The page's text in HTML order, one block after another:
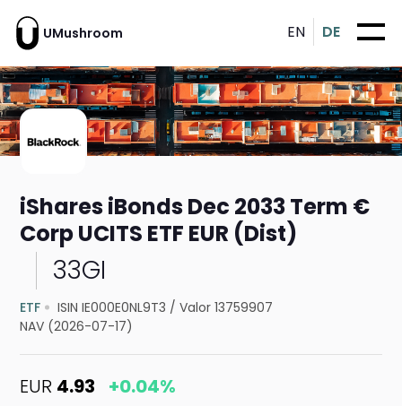
UMushroom EN DE
iShares iBonds Dec 2033 Term €
Corp UCITS ETF EUR (Dist)
33GI
ETF ISIN IE000E0NL9T3 /Valor 13759907
NAV (2026-07-17)
EUR 4.93 +0.04%